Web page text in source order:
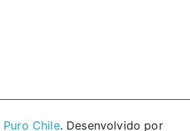
Puro Chile. Desenvolvido por